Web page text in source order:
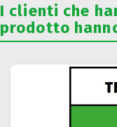
I clienti che
prodotto